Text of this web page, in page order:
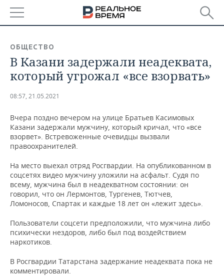
БАШКОРТОСТАН
ТАТАРСТАН
НОВОСТИ
АНАЛИТИКА
ДЕКЛАРАЦИИ О ДОХОДАХ
КОРОЛИ ГОСЗАКАЗА ПФО
ВУЗЫ ТАТАРСТАНА
КОМУ ПРИНАДЛЕЖАТ
ТОРГОВЫЕ ЦЕНТРЫ
НОВОСТИ ЭКОНОМИКИ
ФИНАНСЫ
БАНКИ
БЮДЖЕТ
ИНВЕСТИЦИИ
ПРОМЫШЛЕННОСТЬ
НОВОСТИ
АГРОПРОМ
МАШИНОСТРОЕНИЕ
НЕФТЕХИМИЯ
ОПК
НЕДВИЖИМОСТЬ
НОВОСТИ НЕДВИЖИМОСТИ
АВТО
НОВОСТИ АВТО
БИЗНЕС
НОВОСТИ БИЗНЕСА
РОЗНИЧНАЯ ТОРГОВЛЯ
ТРАНСПОРТ
ТЕХНОЛОГИИ
НОВОСТИ ТЕХНОЛОГИЙ
IT
МЕРОПРИЯТИЯ
НОВОСТИ МЕРОПРИЯТИЙ
СПОРТ
ОБЩЕСТВО
В Казани задержали неадеквата,
который угрожал «все взорвать»
08:57, 21.05.2021
Вчера поздно вечером на улице Братьев Касимовых
Казани задержали мужчину, который кричал, что «все
взорвет». Встревоженные очевидцы вызвали
правоохранителей.
На место выехал отряд Росгвардии. На опубликованном в
соцсетях видео мужчину уложили на асфальт. Судя по
всему, мужчина был в неадекватном состоянии: он
говорил, что он Лермонтов, Тургенев, Тютчев,
Ломоносов, Спартак и каждые 18 лет он «лежит здесь».
Пользователи соцсети предположили, что мужчина либо
психически нездоров, либо был под воздействием
наркотиков.
В Росгвардии Татарстана задержание неадеквата пока не
комментировали.